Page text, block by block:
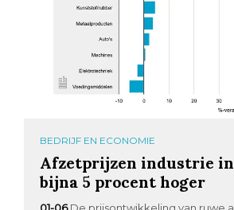
BEDRIJF EN ECONOMIE
Afzetprijzen industrie
bijna 5 procent hoger
01-06 De prijsontwikkeling van ruwe